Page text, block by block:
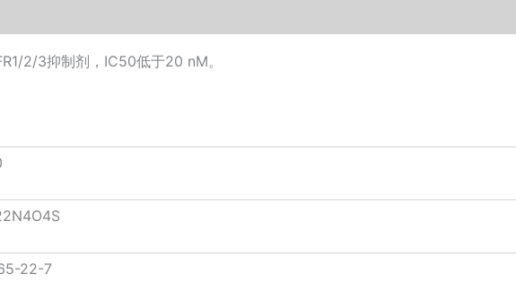
2/3抑制剂，IC50低于20 nM。
22-7